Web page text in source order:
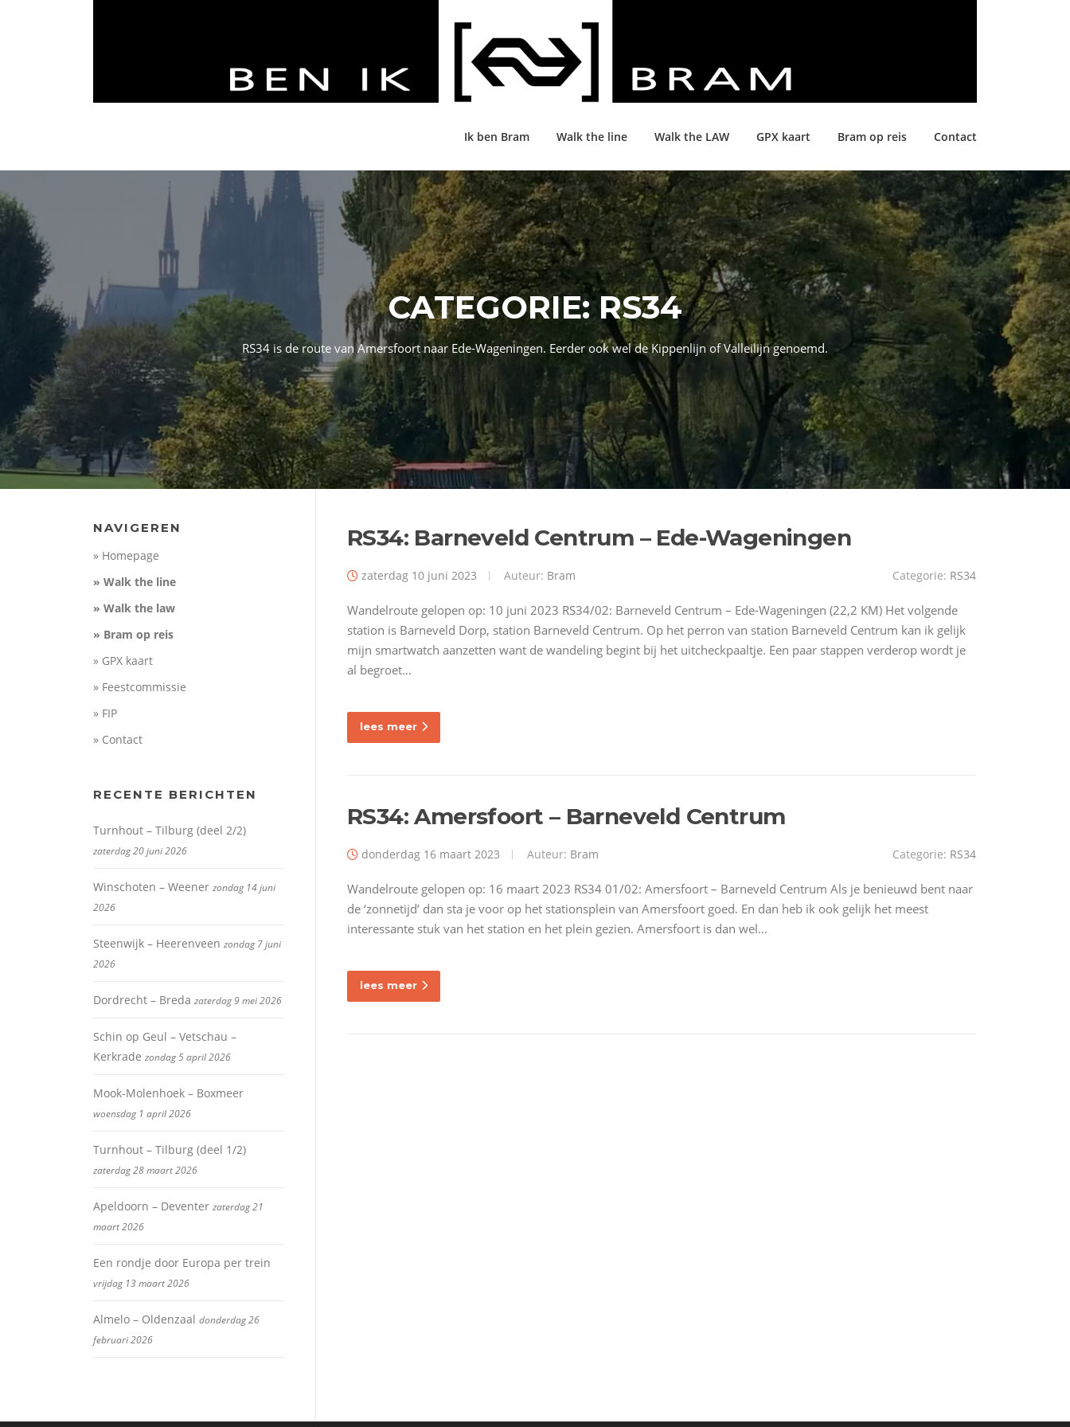
Ik ben Bram Walk the line Walk the LAW GPX kaart Bram op reis Contact
CATEGORIE:RS34
RS34 is de route van Amersfoort naar Ede-Wageningen. Eerder ook wel de Kippenlijn of Valleilijn genoemd.
RS34: Barneveld Centrum – Ede-Wageningen
zaterdag 10 juni 2023 Auteur: Bram Categorie: RS34
Wandelroute gelopen op: 10 juni 2023 RS34/02: Barneveld Centrum – Ede-Wageningen (22,2 KM) Het volgende
station is Barneveld Dorp, station Barneveld Centrum. Op het perron van station Barneveld Centrum kan ik gelijk
mijn smartwatch aanzetten want de wandeling begint bij het uitcheckpaaltje. Een paar stappen verderop wordt je
al begroet…
lees meer
RS34: Amersfoort – Barneveld Centrum
donderdag 16 maart 2023 Auteur: Bram Categorie: RS34
Wandelroute gelopen op: 16 maart 2023 RS34 01/02: Amersfoort – Barneveld Centrum Als je benieuwd bent naar
de ‘zonnetijd’ dan sta je voor op het stationsplein van Amersfoort goed. En dan heb ik ook gelijk het meest
interessante stuk van het station en het plein gezien. Amersfoort is dan wel…
lees meer
NAVIGEREN
» Homepage
» Walk the line
» Walk the law
» Bram op reis
» GPX kaart
» Feestcommissie
» FIP
» Contact
RECENTE BERICHTEN
Turnhout – Tilburg (deel 2/2)
zaterdag 20 juni 2026
Winschoten – Weener zondag 14 juni
2026
Steenwijk – Heerenveen zondag 7 juni
2026
Dordrecht – Breda zaterdag 9 mei 2026
Schin op Geul – Vetschau –
Kerkrade zondag 5 april 2026
Mook-Molenhoek – Boxmeer
woensdag 1 april 2026
Turnhout – Tilburg (deel 1/2)
zaterdag 28 maart 2026
Apeldoorn – Deventer zaterdag 21
maart 2026
Een rondje door Europa per trein
vrijdag 13 maart 2026
Almelo – Oldenzaal donderdag 26
februari 2026